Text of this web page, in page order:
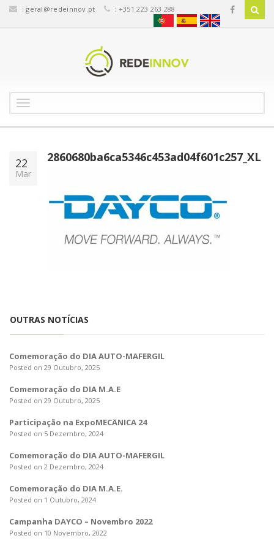
:geral@redeinnov.pt : +351 223 263 288
o
g
l
v
i
a
22
Mar
2860680ba6ca5346c453ad04f601c257_XL
OUTRAS NOTÍCIAS
Comemoração do DIA AUTO-MAFERGIL
Posted on 29 Outubro, 2025
Comemoração do DIA M.A.E
Posted on 29 Outubro, 2025
Participação na ExpoMECÂNICA 24
Posted on 5 Dezembro, 2024
Comemoração do DIA AUTO-MAFERGIL
Posted on 2 Dezembro, 2024
Comemoração do DIA M.A.E.
Posted on 1 Outubro, 2024
Campanha DAYCO – Novembro 2022
Posted on 10 Novembro, 2022